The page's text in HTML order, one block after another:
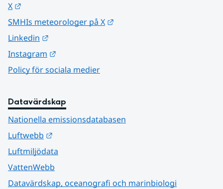
X
SMHIs meteorologer på X
Linkedin
Instagram
Policy för sociala medier
Datavärdskap
Nationella emissionsdatabasen
Luftwebb
Luftmiljödata
VattenWebb
Datavärdskap, oceanografi och marinbiologi